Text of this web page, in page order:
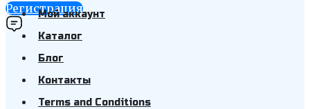
Регистрация
Мой аккаунт
Каталог
Блог
Контакты
Terms and Conditions